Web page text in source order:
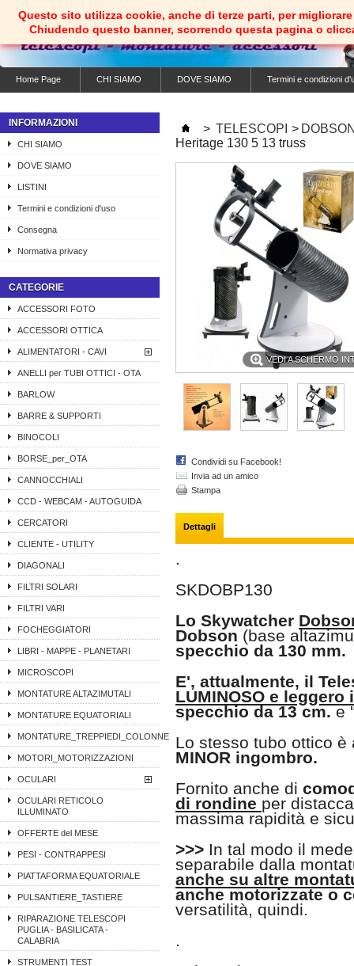
Home Page CHI SIAMO DOVE SIAMO Termini e condizioni
INFORMAZIONI
CHI SIAMO
DOVE SIAMO
LISTINI
Termini e condizioni d'uso
Consegna
Normativa privacy
CATEGORIE
ACCESSORI FOTO
ACCESSORI OTTICA
ALIMENTATORI - CAVI
ANELLI per TUBI OTTICI - OTA
BARLOW
BARRE & SUPPORTI
BINOCOLI
BORSE_per_OTA
CANNOCCHIALI
CCD - WEBCAM - AUTOGUIDA
CERCATORI
CLIENTE - UTILITY
DIAGONALI
FILTRI SOLARI
FILTRI VARI
FOCHEGGIATORI
LIBRI - MAPPE - PLANETARI
MICROSCOPI
MONTATURE ALTAZIMUTALI
MONTATURE EQUATORIALI
MONTATURE_TREPPIEDI_COLONNE
MOTORI_MOTORIZZAZIONI
OCULARI
OCULARI RETICOLO
ILLUMINATO
OFFERTE del MESE
PESI - CONTRAPPESI
PIATTAFORMA EQUATORIALE
PULSANTIERE_TASTIERE
RIPARAZIONE TELESCOPI
PUGLIA - BASILICATA -
CALABRIA
STRUMENTI TEST
> TELESCOPI >
Heritage 130 5 13 truss
VEDI A SCHERMO
Condividi su Facebook!
Invia ad un amico
Stampa
Dettagli
.
SKDOBP130
Lo Skywatcher
Dobson (base
specchio da 130 mm.
E', attualmente, il
LUMINOSO e
specchio da 13 cm.e
Lo stesso tubo ottico
MINOR ingombro.
Fornito anche di
di rondine per
massima rapidità e
>>> In tal modo il
separabile dalla
anche su altre
anche motorizzate o
versatilità, quindi.
.
Questo sito utilizza cookie, anche di terze parti, per
Chiudendo questo banner, scorrendo questa pagina o